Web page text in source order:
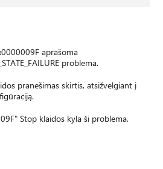
aprašoma
problema.
pranešimas skirtis, atsižvelgiant į
Stop klaidos kyla ši problema.